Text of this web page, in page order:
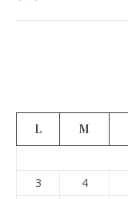
L M
3
4